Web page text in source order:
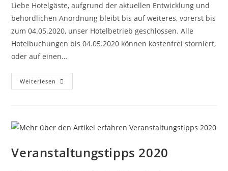
Liebe Hotelgäste, aufgrund der aktuellen Entwicklung und
behördlichen Anordnung bleibt bis auf weiteres, vorerst bis
zum 04.05.2020, unser Hotelbetrieb geschlossen. Alle
Hotelbuchungen bis 04.05.2020 können kostenfrei storniert,
oder auf einen…
Weiterlesen
Veranstaltungstipps 2020